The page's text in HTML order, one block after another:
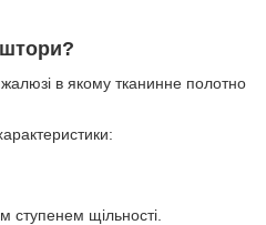
в якому тканинне полотно
ступенем щільності.